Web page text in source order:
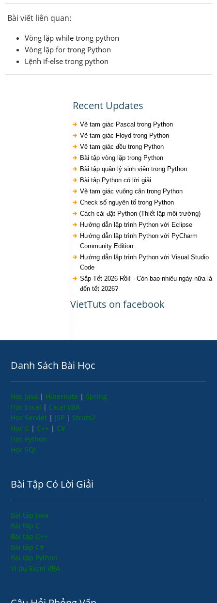
Bài viết liên quan:
Vòng lặp while trong python
Vòng lặp for trong Python
Lệnh if-else trong python
Recent Updates
Vẽ tam giác Pascal trong Python
Vẽ tam giác Floyd trong Python
Vẽ tam giác đều trong Python
Bài tập vòng lặp trong Python
Bài tập quản lý sinh viên trong Python
Bài tập Python có lời giải
Vẽ tam giác vuông cân trong Python
Check số nguyên tố trong Python
Cách cài đặt Python (Thiết lập môi trường)
Hướng dẫn lập trình Python với Eclipse
Hướng dẫn lập trình Python với PyCharm
Community Edition
Hướng dẫn lập trình Python với Visual Studio
Code
Sắp Tết 2026 Rồi! - Còn bao nhiêu ngày nữa là
đến tết 2026?
VietTuts on facebook
Danh Sách Bài Học
Học Java | Hibernate | Spring
Học Excel | Excel VBA
Học Servlet | JSP | Struts2
Học C | C++ | C#
Học Python
Học SQL
Bài Tập Có Lời Giải
Bài tập Java
Bài tập C
Bài tập C++
Bài tập C#
Bài tập Python
Ví dụ Excel VBA